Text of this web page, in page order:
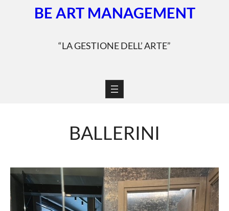
BE ART MANAGEMENT
“LA GESTIONE DELL’ ARTE”
BALLERINI